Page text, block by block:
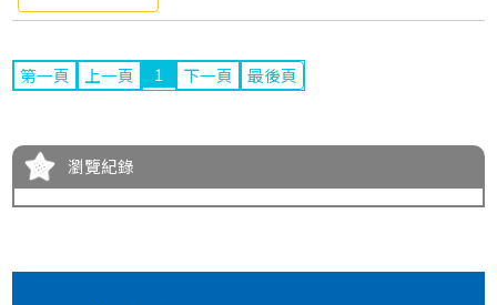
第一頁 上一頁 1 下一頁 最後頁
瀏覽紀錄